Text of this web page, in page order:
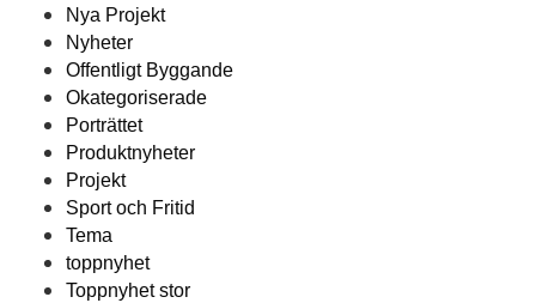
Nya Projekt
Nyheter
Offentligt Byggande
Okategoriserade
Porträttet
Produktnyheter
Projekt
Sport och Fritid
Tema
toppnyhet
Toppnyhet stor